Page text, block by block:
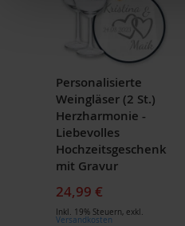
Personalisierte
Weingläser (2 St.)
Herzharmonie -
Liebevolles
Hochzeitsgeschenk
mit Gravur
24,99 €
Inkl. 19% Steuern, exkl.
Versandkosten